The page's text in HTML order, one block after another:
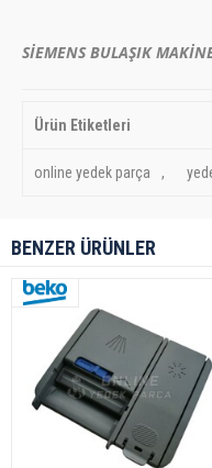
SİEMENS BULAŞIK
Ürün Etiketleri
online yedek parça ,
BENZER ÜRÜNLER